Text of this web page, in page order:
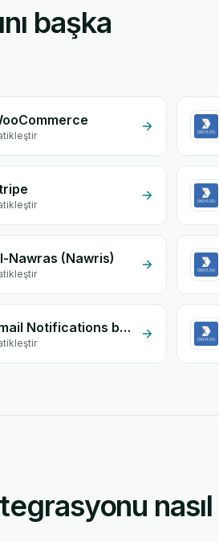
başka
Nawras (Nawris)
Digylog + Email Notifications by eGrow
nasıl